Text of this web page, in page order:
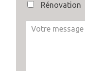
Rénovation